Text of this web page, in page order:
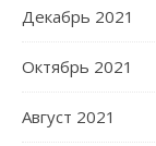
Декабрь 2021
Октябрь 2021
Август 2021